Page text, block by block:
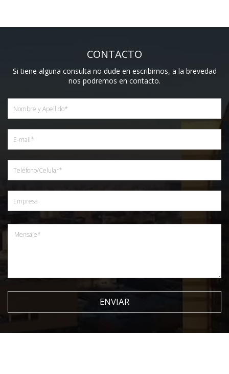
CONTACTO
Si tiene alguna consulta no dude en escribirnos, a la brevedad
nos podremos en contacto.
ENVIAR